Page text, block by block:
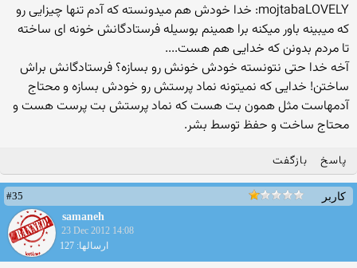
mojtabaLOVELY: خدا خودش هم میدونسته که آدم تنها چیزایی رو
که میبینه باور میکنه برا همینم بوسیله فرستادگانش خونه ای ساخته
تا مردم بدونن که خدایی هم هست....
آخه خدا حتی نتونسته خودش خونش رو بسازه؟ فرستادگانش براش
ساختن! خدایی که نمیتونه نماد پرستش رو خودش بسازه و محتاج
آدمهاست مثل همون بت هست که نماد پرستش بت پرست هست و
محتاج ساخت و حفظ توسط بشر.
پاسخ بازگفت
کاربر
#35
samaneh
23 Dec 2012 14:08
ارسالها: 127